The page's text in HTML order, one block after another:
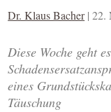
Dr. Klaus Bacher |22.
Diese Woche geht
eines
Täuschung